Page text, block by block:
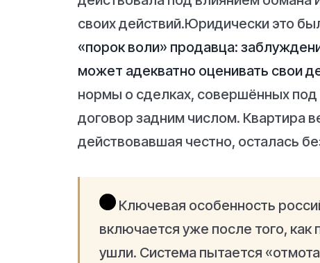
своих действий.Юридически это
«порок воли» продавца:
может адекватно оценивать свои
нормы о сделках, совершённых
договор задним числом. Квартира
действовавшая честно, осталась
Ключевая особенность
включается уже после того,
ушли. Система пытается